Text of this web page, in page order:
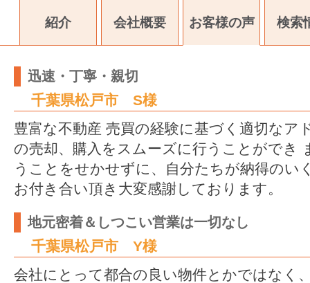
紹介 会社概要 お客様の声 検索
迅速・丁寧・親切
千葉県松戸市 S様
豊富な不動産 売買の経験に基づく適切なア
の売却、購入をスムーズに行うことができ
うことをせかせずに、自分たちが納得のい
お付き合い頂き大変感謝しております。
地元密着＆しつこい営業は一切なし
千葉県松戸市 Y様
会社にとって都合の良い物件とかではなく